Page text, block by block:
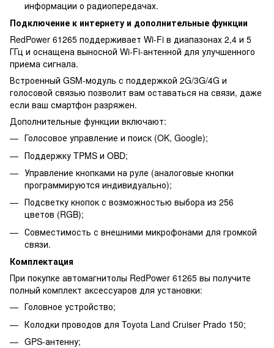
информации о радиопередачах.
Подключение к интернету и дополнительные функции
RedPower 61265 поддерживает Wi-Fi в диапазонах 2,4 и 5
ГГц и оснащена выносной Wi-Fi-антенной для улучшенного
приема сигнала.
Встроенный GSM-модуль с поддержкой 2G/3G/4G и
голосовой связью позволит вам оставаться на связи, даже
если ваш смартфон разряжен.
Дополнительные функции включают:
Голосовое управление и поиск (OK, Google);
Поддержку TPMS и OBD;
Управление кнопками на руле (аналоговые кнопки
программируются индивидуально);
Подсветку кнопок с возможностью выбора из 256
цветов (RGB);
Совместимость с внешними микрофонами для громкой
связи.
Комплектация
При покупке автомагнитолы RedPower 61265 вы получите
полный комплект аксессуаров для установки:
Головное устройство;
Колодки проводов для Toyota Land Cruiser Prado 150;
GPS-антенну;